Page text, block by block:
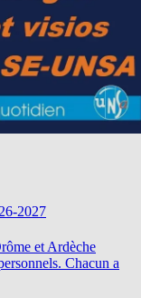
2027
et Ardèche
Chacun a